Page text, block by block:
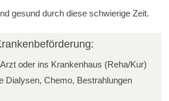
gesund durch diese schwierige Zeit.
oder ins Krankenhaus (Reha/Kur)
Dialysen, Chemo, Bestrahlungen